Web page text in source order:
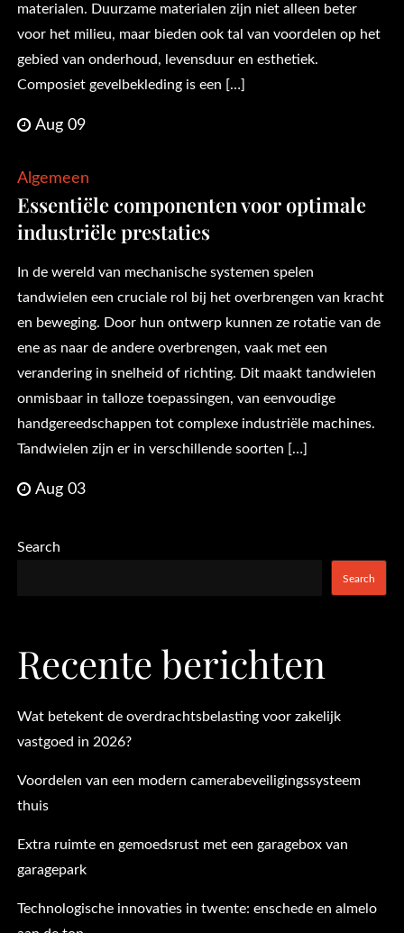
materialen. Duurzame materialen zijn niet alleen beter
voor het milieu, maar bieden ook tal van voordelen op het
gebied van onderhoud, levensduur en esthetiek.
Composiet gevelbekleding is een […]
Aug 09
Algemeen
Essentiële componenten voor optimale
industriële prestaties
In de wereld van mechanische systemen spelen
tandwielen een cruciale rol bij het overbrengen van kracht
en beweging. Door hun ontwerp kunnen ze rotatie van de
ene as naar de andere overbrengen, vaak met een
verandering in snelheid of richting. Dit maakt tandwielen
onmisbaar in talloze toepassingen, van eenvoudige
handgereedschappen tot complexe industriële machines.
Tandwielen zijn er in verschillende soorten […]
Aug 03
Search
Search
Recente berichten
Wat betekent de overdrachtsbelasting voor zakelijk
vastgoed in 2026?
Voordelen van een modern camerabeveiligingssysteem
thuis
Extra ruimte en gemoedsrust met een garagebox van
garagepark
Technologische innovaties in twente: enschede en almelo